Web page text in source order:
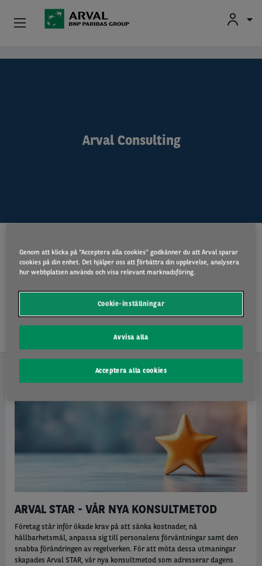
Arval Consulting
TEMAN
KATEGORIER
ÅTERSTÄLL ALLT
ARVAL CONSULTING
ARVAL STAR - VÅR NYA KONSULTMETOD
Företag står inför ökade krav på att sänka kostnader, nå
hållbarhetsmål, anpassa sig till personalens förväntningar samt den
snabba förändringen av regelverken. För att möta dessa utmaningar
skapades Arval STAR, vår nya konsultmetod som adresserar dagens
Privatleasing
Genom att klicka på ”Acceptera alla cookies” godkänner du att Arval sparar
cookies på din enhet. Det hjälper oss att förbättra din upplevelse, analysera
hur webbplatsen används och visa relevant marknadsföring.
Cookie-inställningar
Avvisa alla
Acceptera alla cookies